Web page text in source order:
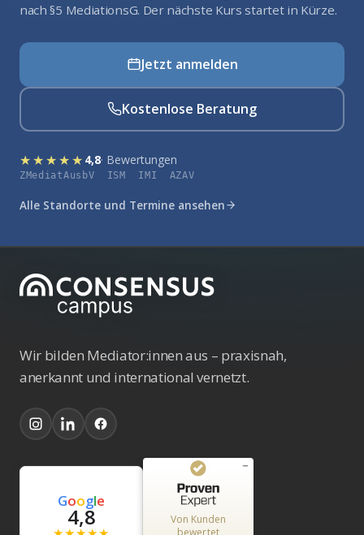
nach §5 MediationsG. Der nächste Kurs startet in Kürze.
Jetzt anmelden
Kostenlose Beratung
★★★★★ 4,8· Bewertungen
ZMediatAusbV ISM IMI AZAV
Alle Standorte und Termine ansehen
Wir bilden Mediator:innen aus – praxisnah,
anerkannt und international vernetzt.
Google
4,8
Von Kunden
bewertet
Kundenbewertungen und Erfahrungen zu
Consensus GmbH